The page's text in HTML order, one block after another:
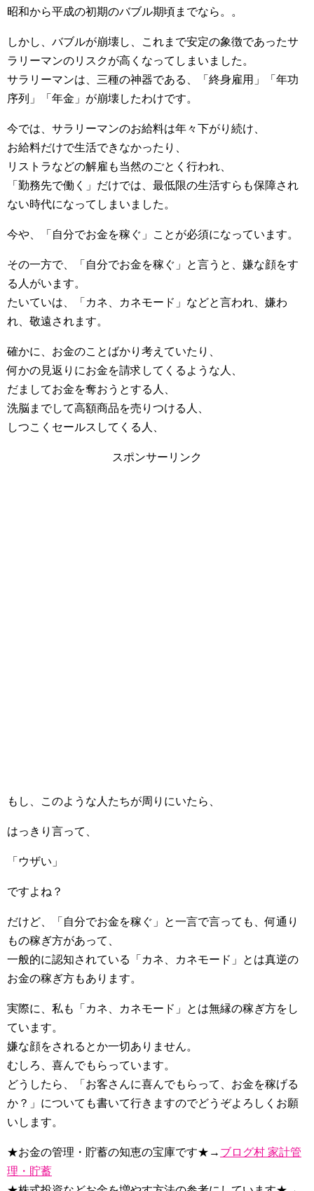
昭和から平成の初期のバブル期頃までなら。。
しかし、バブルが崩壊し、これまで安定の象徴であったサ
ラリーマンのリスクが高くなってしまいました。
サラリーマンは、三種の神器である、「終身雇用」「年功
序列」「年金」が崩壊したわけです。
今では、サラリーマンのお給料は年々下がり続け、
お給料だけで生活できなかったり、
リストラなどの解雇も当然のごとく行われ、
「勤務先で働く」だけでは、最低限の生活すらも保障され
ない時代になってしまいました。
今や、「自分でお金を稼ぐ」ことが必須になっています。
その一方で、「自分でお金を稼ぐ」と言うと、嫌な顔をす
る人がいます。
たいていは、「カネ、カネモード」などと言われ、嫌わ
れ、敬遠されます。
確かに、お金のことばかり考えていたり、
何かの見返りにお金を請求してくるような人、
だましてお金を奪おうとする人、
洗脳までして高額商品を売りつける人、
しつこくセールスしてくる人、
スポンサーリンク
もし、このような人たちが周りにいたら、
はっきり言って、
「ウザい」
ですよね？
だけど、「自分でお金を稼ぐ」と一言で言っても、何通り
もの稼ぎ方があって、
一般的に認知されている「カネ、カネモード」とは真逆の
お金の稼ぎ方もあります。
実際に、私も「カネ、カネモード」とは無縁の稼ぎ方をし
ています。
嫌な顔をされるとか一切ありません。
むしろ、喜んでもらっています。
どうしたら、「お客さんに喜んでもらって、お金を稼げる
か？」についても書いて行きますのでどうぞよろしくお願
いします。
★お金の管理・貯蓄の知恵の宝庫です★→ ブログ村 家計管
理・貯蓄